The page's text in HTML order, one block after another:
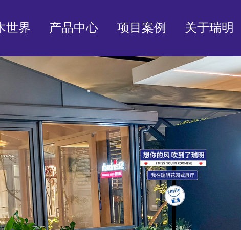
世界 产品中心 项目案例 关于瑞明